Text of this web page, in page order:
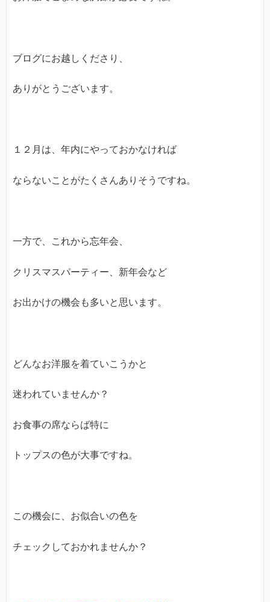
ブログにお越しくださり、
ありがとうございます。
１２月は、年内にやっておかなければ
ならないことがたくさんありそうですね。
一方で、これから忘年会、
クリスマスパーティー、新年会など
お出かけの機会も多いと思います。
どんなお洋服を着ていこうかと
迷われていませんか？
お食事の席ならば特に
トップスの色が大事ですね。
この機会に、お似合いの色を
チェックしておかれませんか？